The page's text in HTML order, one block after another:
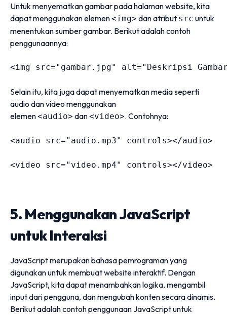
Untuk menyematkan gambar pada halaman website, kita
dapat menggunakan elemen<img> dan atribut src untuk
menentukan sumber gambar. Berikut adalah contoh
penggunaannya:
<img src=" gambar.jpg" alt=" Deskripsi
Selain itu, kita juga dapat menyematkan media seperti
audio dan video menggunakan
elemen<audio> dan<video>. Contohnya:
<audio src=" audio.mp3" controls></audio>
<video src=" video.mp4" controls></video>
5. Menggunakan JavaScript
untuk Interaksi
JavaScript merupakan bahasa pemrograman yang
digunakan untuk membuat website interaktif. Dengan
JavaScript, kita dapat menambahkan logika, mengambil
input dari pengguna, dan mengubah konten secara dinamis.
Berikut adalah contoh penggunaan JavaScript untuk